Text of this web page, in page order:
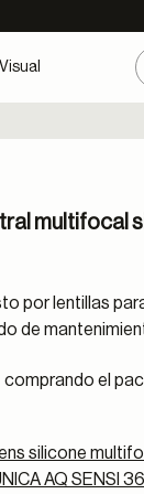
multifocal
por lentillas
de
comprando el
silicone
AQ SENSI